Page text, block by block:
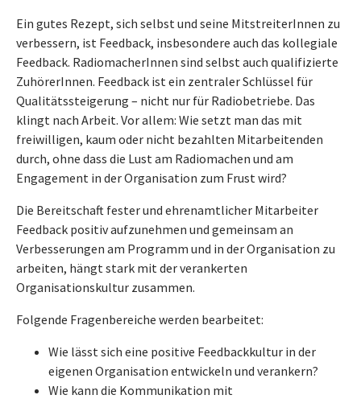
Ein gutes Rezept, sich selbst und seine MitstreiterInnen zu
verbessern, ist Feedback, insbesondere auch das kollegiale
Feedback. RadiomacherInnen sind selbst auch qualifizierte
ZuhörerInnen. Feedback ist ein zentraler Schlüssel für
Qualitätssteigerung – nicht nur für Radiobetriebe. Das
klingt nach Arbeit. Vor allem: Wie setzt man das mit
freiwilligen, kaum oder nicht bezahlten Mitarbeitenden
durch, ohne dass die Lust am Radiomachen und am
Engagement in der Organisation zum Frust wird?
Die Bereitschaft fester und ehrenamtlicher Mitarbeiter
Feedback positiv aufzunehmen und gemeinsam an
Verbesserungen am Programm und in der Organisation zu
arbeiten, hängt stark mit der verankerten
Organisationskultur zusammen.
Folgende Fragenbereiche werden bearbeitet:
Wie lässt sich eine positive Feedbackkultur in der
eigenen Organisation entwickeln und verankern?
Wie kann die Kommunikation mit